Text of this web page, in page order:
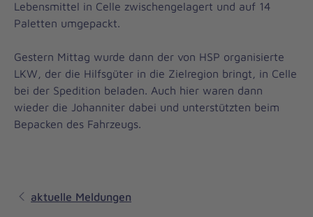
Lebensmittel in Celle zwischengelagert und auf 14
Paletten umgepackt.
Gestern Mittag wurde dann der von HSP organisierte
LKW, der die Hilfsgüter in die Zielregion bringt, in Celle
bei der Spedition beladen. Auch hier waren dann
wieder die Johanniter dabei und unterstützten beim
Bepacken des Fahrzeugs.
aktuelle Meldungen